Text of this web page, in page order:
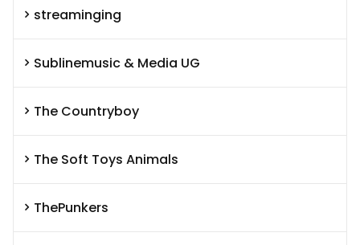
streaminging
Sublinemusic & Media UG
The Countryboy
The Soft Toys Animals
ThePunkers